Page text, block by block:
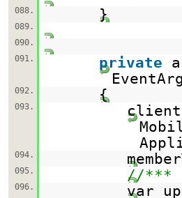
088.
}
089.
090.
091.
private
092. {
093.
094.
095. //***
096.
var